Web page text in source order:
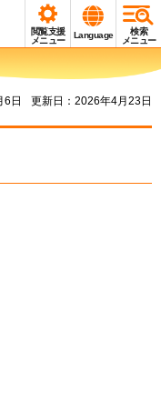
閲覧支援
メニュー
Language
検索
メニュー
6日 更新日：2026年4月23日